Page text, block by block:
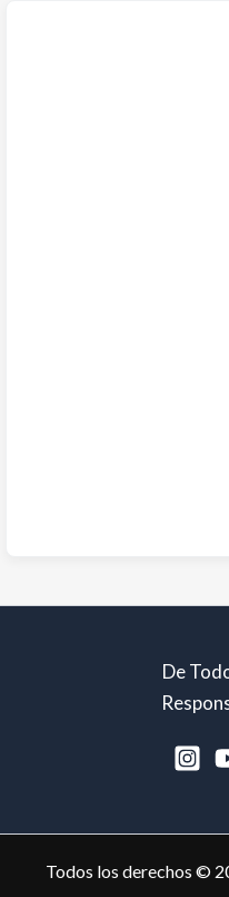
De
Todos los derechos ©